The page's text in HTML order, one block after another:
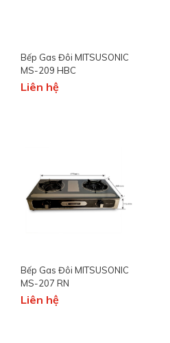
Bếp Gas Đôi MITSUSONIC
MS-209 HBC
Liên hệ
Bếp Gas Đôi MITSUSONIC
MS-207 RN
Liên hệ